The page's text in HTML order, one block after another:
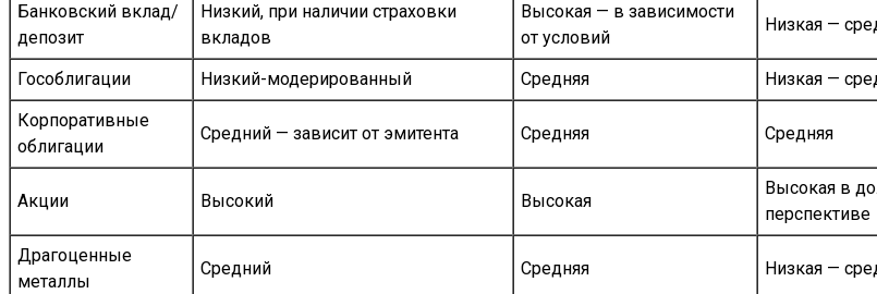
Банковский вклад/
депозит
Низкий, при наличии страховки
вкладов
Высокая — в зависимости
от условий
Низкая —
Гособлигации Низкий-модерированный Средняя Низкая —
Корпоративные
облигации
Средний — зависит от эмитента Средняя Средняя
Акции Высокий Высокая
Высокая в
перспективе
Драгоценные
металлы
Средний Средняя Низкая —